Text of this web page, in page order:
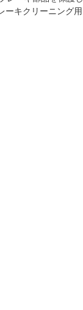
ーキクリーニング用